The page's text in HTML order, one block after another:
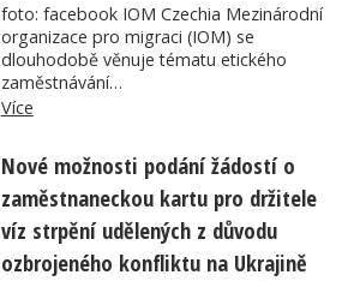
foto: facebook IOM Czechia Mezinárodní
organizace pro migraci (IOM) se
dlouhodobě věnuje tématu etického
zaměstnávání…
Více
Nové možnosti podání žádostí o
zaměstnaneckou kartu pro držitele
víz strpění udělených z důvodu
ozbrojeného konfliktu na Ukrajině